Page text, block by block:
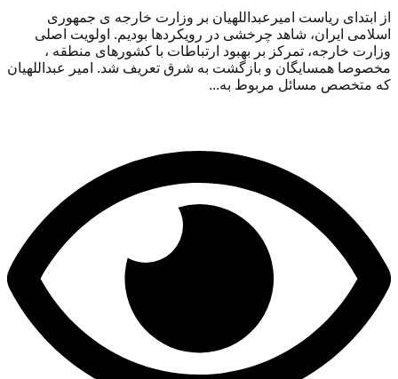
از ابتدای ریاست امیرعبداللهیان بر وزارت خارجه ی جمهوری
اسلامی ایران، شاهد چرخشی در رویکردها بودیم. اولویت اصلی
وزارت خارجه، تمرکز بر بهبود ارتباطات با کشورهای منطقه ،
مخصوصا همسایگان و بازگشت به شرق تعریف شد. امیر عبداللهیان
که متخصص مسائل مربوط به...